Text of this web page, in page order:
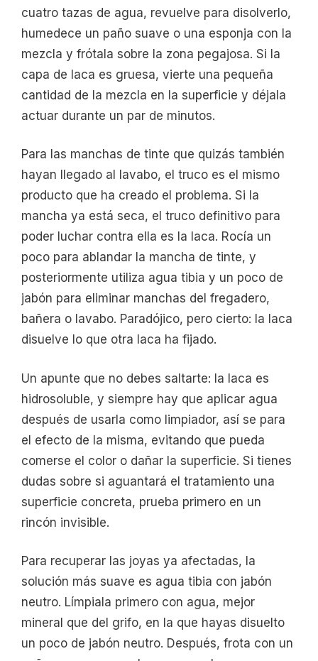
cuatro tazas de agua, revuelve para disolverlo,
humedece un paño suave o una esponja con la
mezcla y frótala sobre la zona pegajosa. Si la
capa de laca es gruesa, vierte una pequeña
cantidad de la mezcla en la superficie y déjala
actuar durante un par de minutos.
Para las manchas de tinte que quizás también
hayan llegado al lavabo, el truco es el mismo
producto que ha creado el problema. Si la
mancha ya está seca, el truco definitivo para
poder luchar contra ella es la laca. Rocía un
poco para ablandar la mancha de tinte, y
posteriormente utiliza agua tibia y un poco de
jabón para eliminar manchas del fregadero,
bañera o lavabo. Paradójico, pero cierto: la laca
disuelve lo que otra laca ha fijado.
Un apunte que no debes saltarte: la laca es
hidrosoluble, y siempre hay que aplicar agua
después de usarla como limpiador, así se para
el efecto de la misma, evitando que pueda
comerse el color o dañar la superficie. Si tienes
dudas sobre si aguantará el tratamiento una
superficie concreta, prueba primero en un
rincón invisible.
Para recuperar las joyas ya afectadas, la
solución más suave es agua tibia con jabón
neutro. Límpiala primero con agua, mejor
mineral que del grifo, en la que hayas disuelto
un poco de jabón neutro. Después, frota con un